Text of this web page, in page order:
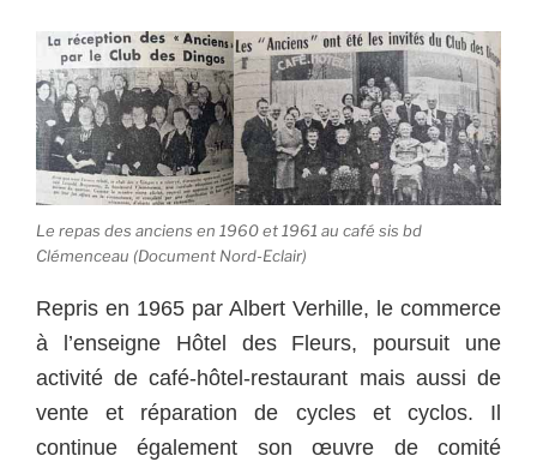
Le repas des anciens en 1960 et 1961 au café sis bd
Clémenceau (Document Nord-Eclair)
Repris en 1965 par Albert Verhille, le commerce
à l’enseigne Hôtel des Fleurs, poursuit une
activité de café-hôtel-restaurant mais aussi de
vente et réparation de cycles et cyclos. Il
continue également son œuvre de comité